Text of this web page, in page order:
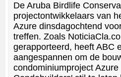
De Aruba Birdlife
projectontwikkelaars van
Azure dinsdagochtend
treffen. Zoals
gerapporteerd, heeft ABC
aangespannen om de
condominiumproject